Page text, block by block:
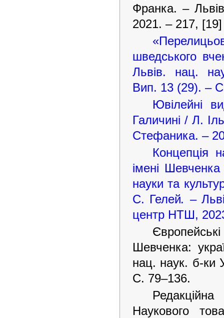
Франка. –
2021. – 217,
шведського
Львів. нац.
Вип. 13 (29). –
Ювілейні
Галичині / Л.
Стефаника. –
Концепція
імені
науки та
С. Гелей. –
центр НТШ,
Шевченка:
нац. наук. б-ки
С. 79–136.
Наукового